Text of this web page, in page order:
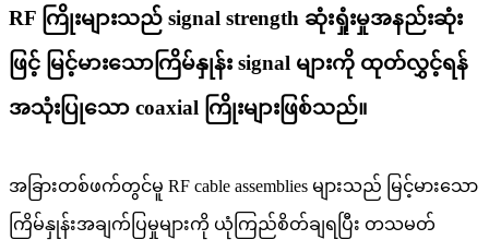
RF ကြိုးများသည် signal strength ဆုံးရှုံးမှုအနည်းဆုံး
ဖြင့် မြင့်မားသောကြိမ်နှုန်း signal များကို ထုတ်လွှင့်ရန်
အသုံးပြုသော coaxial ကြိုးများဖြစ်သည်။
အခြားတစ်ဖက်တွင်မူ RF cable assemblies များသည် မြင့်မားသော
ကြိမ်နှုန်းအချက်ပြမှုများကို ယုံကြည်စိတ်ချရပြီး တသမတ်